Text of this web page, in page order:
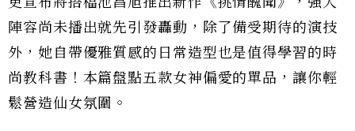
陣容尚未播出就先引發轟動，除了備受期待的演技
外，她自帶優雅質感的日常造型也是值得學習的時
尚教科書！本篇盤點五款女神偏愛的單品，讓你輕
鬆營造仙女氛圍。